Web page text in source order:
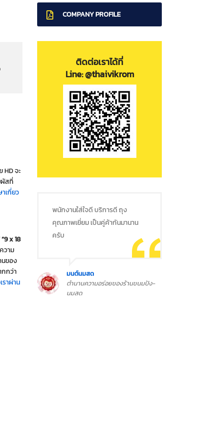
จะ
ผัสที่
เกี่ยว
x 18
วาม
นของ
กว่า
าผ่าน
COMPANY PROFILE
ติดต่อเราได้ที่
Line: @thaivikrom
พนักงานใส่ใจดี บริการดี ถุง
คุณภาพเยี่ยม เป็นคู่ค้ากันมานาน
ครับ
มนต์นมสด
ตำนานความอร่อยของร้านขนมปัง-
นมสด